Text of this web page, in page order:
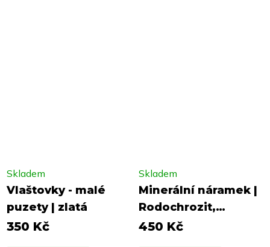
Vlaštovky - malé
puzety | zlatá
Skladem
350 Kč
Minerální náramek |
Rodochrozit,
ametyst, růženín
Skladem
450 Kč